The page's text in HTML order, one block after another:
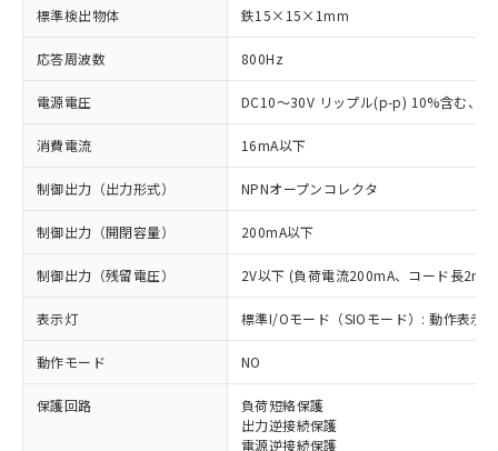
標準検出物体 鉄15×15×1mm
応答周波数 800Hz
電源電圧 DC10～30V リップル(p-p) 10%含む、
消費電流 16mA以下
制御出力（出力形式） NPNオープンコレクタ
制御出力（開閉容量） 200mA以下
制御出力（残留電圧） 2V以下 (負荷電流200mA、コード長2m
表示灯 標準I/Oモード（SIOモード）: 動作表示
動作モード NO
保護回路
負荷短絡保護
出力逆接続保護
電源逆接続保護